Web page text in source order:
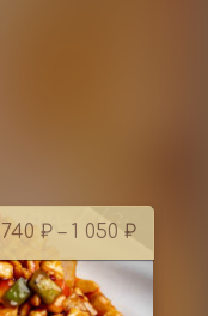
740 ₽ – 1 050 ₽
цен: